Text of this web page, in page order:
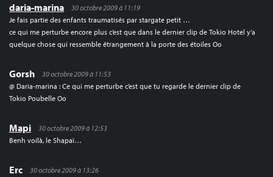
daria-marina
30 octobre 2009 à 11:19
Je fais partie des enfants traumatisés par stargate petit …
ce qui me perturbe encore plus c’est que dans le dernier clip de Tokio Hotel y’a
quelque chose qui ressemble étrangement à la porte des étoiles Oo
Gorsh
30 octobre 2009 à 11:53
@ Daria-marina : Ce qui me perturbe c’est que tu regarde le dernier clip de
Tokio Poubelle Oo
Mapi
30 octobre 2009 à 12:53
Benh voilà, le Shapaï…
Erc
30 octobre 2009 à 13:26